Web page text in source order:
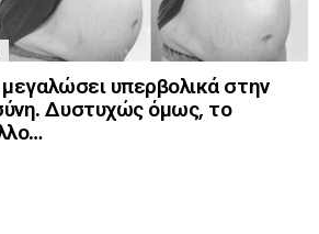
μεγαλώσει υπερβολικά στην
Δυστυχώς όμως, το